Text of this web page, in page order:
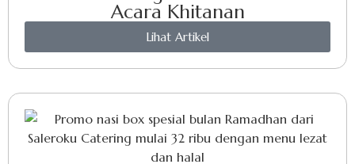
Acara Khitanan
Lihat Artikel